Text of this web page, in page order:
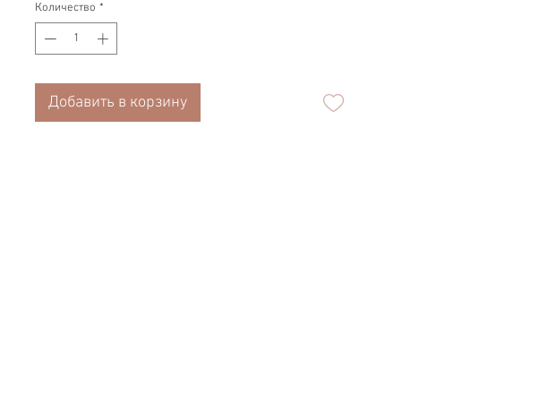
Количество *
Добавить в корзину